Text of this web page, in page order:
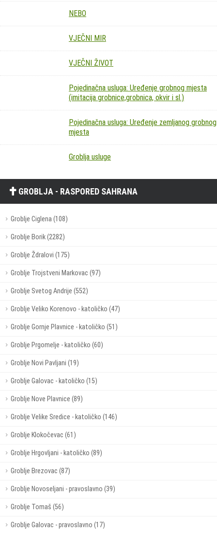
NEBO
VJEČNI MIR
VJEČNI ŽIVOT
Pojedinačna usluga: Uređenje grobnog mjesta
(imitacija grobnice,grobnica, okvir i sl.)
Pojedinačna usluga: Uređenje zemljanog grobnog
mjesta
Groblja usluge
GROBLJA - RASPORED SAHRANA
Groblje Ciglena (108)
Groblje Borik (2282)
Groblje Ždralovi (175)
Groblje Trojstveni Markovac (97)
Groblje Svetog Andrije (552)
Groblje Veliko Korenovo - katoličko (47)
Groblje Gornje Plavnice - katoličko (51)
Groblje Prgomelje - katoličko (60)
Groblje Novi Pavljani (19)
Groblje Galovac - katoličko (15)
Groblje Nove Plavnice (89)
Groblje Velike Sredice - katoličko (146)
Groblje Klokočevac (61)
Groblje Hrgovljani - katoličko (89)
Groblje Brezovac (87)
Groblje Novoseljani - pravoslavno (39)
Groblje Tomaš (56)
Groblje Galovac - pravoslavno (17)